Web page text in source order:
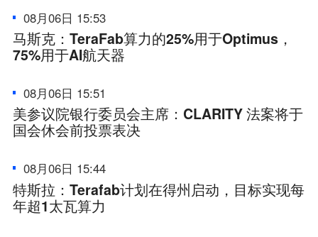
08月06日 15:53
马斯克：TeraFab算力的25%用于Optimus，
75%用于AI航天器
08月06日 15:51
美参议院银行委员会主席：CLARITY 法案将于
国会休会前投票表决
08月06日 15:44
特斯拉：Terafab计划在得州启动，目标实现每
年超1太瓦算力